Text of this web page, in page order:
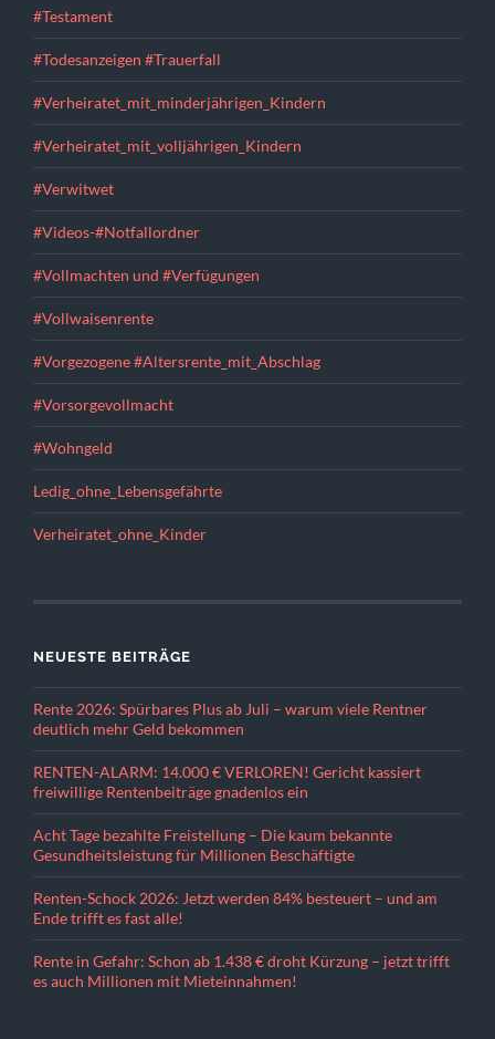
#Testament
#Todesanzeigen #Trauerfall
#Verheiratet_mit_minderjährigen_Kindern
#Verheiratet_mit_volljährigen_Kindern
#Verwitwet
#Videos-#Notfallordner
#Vollmachten und #Verfügungen
#Vollwaisenrente
#Vorgezogene #Altersrente_mit_Abschlag
#Vorsorgevollmacht
#Wohngeld
Ledig_ohne_Lebensgefährte
Verheiratet_ohne_Kinder
NEUESTE BEITRÄGE
Rente 2026: Spürbares Plus ab Juli – warum viele Rentner
deutlich mehr Geld bekommen
RENTEN-ALARM: 14.000 € VERLOREN! Gericht kassiert
freiwillige Rentenbeiträge gnadenlos ein
Acht Tage bezahlte Freistellung – Die kaum bekannte
Gesundheitsleistung für Millionen Beschäftigte
Renten-Schock 2026: Jetzt werden 84% besteuert – und am
Ende trifft es fast alle!
Rente in Gefahr: Schon ab 1.438 € droht Kürzung – jetzt trifft
es auch Millionen mit Mieteinnahmen!